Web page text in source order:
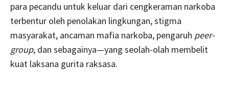
para pecandu untuk keluar dari cengkeraman narkoba
terbentur oleh penolakan lingkungan, stigma
masyarakat, ancaman mafia narkoba, pengaruh peer-
group, dan sebagainya—yang seolah-olah membelit
kuat laksana gurita raksasa.